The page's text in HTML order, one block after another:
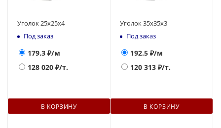
Уголок 25х25х4
Под заказ
179.3 ₽/м
128 020 ₽/т.
В КОРЗИНУ
Уголок 35х35х3
Под заказ
192.5 ₽/м
120 313 ₽/т.
В КОРЗИНУ